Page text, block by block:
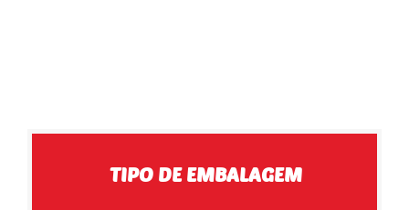
TIPO DE EMBALAGEM